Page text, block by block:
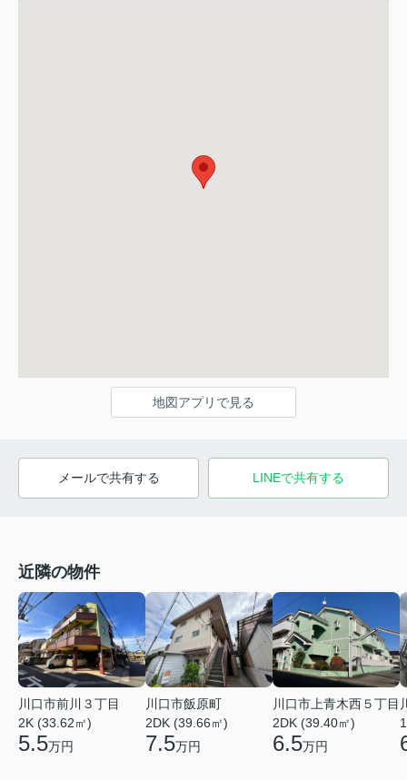
地図アプリで見る
メールで共有する LINEで共有する
近隣の物件
川口市前川３丁目
2K (33.62㎡)
5.5万円
川口市飯原町
2DK (39.66㎡)
7.5万円
川口市上青木西５丁目
2DK (39.40㎡)
6.5万円